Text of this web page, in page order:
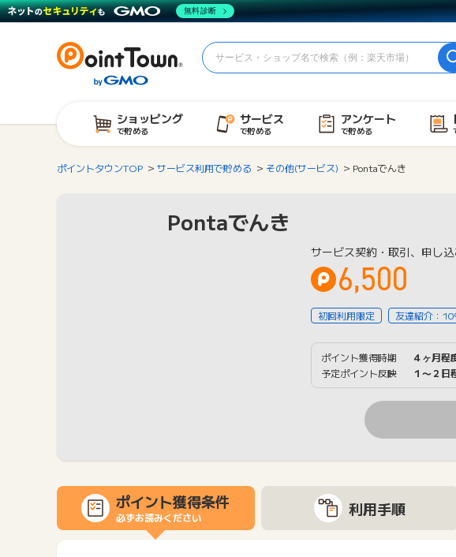
ショッピング
で貯める
サービス
で貯める
アンケート
で貯める
ポイントタウンTOP サービス利用で貯める その他(サービス) Pontaでんき
Pontaでんき
サービス契約・取引、申し
6,500
初回利用限定 友達紹介：
ポイント獲得時期
４ヶ月程
予定ポイント反映
１〜２日
ポイント獲得条件
必ずお読みください 利用手順
無料診断